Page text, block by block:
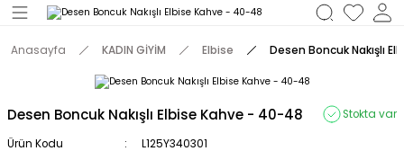
Geri Dön
Anasayfa KADIN GİYİM Elbise Desen Boncuk Nakışlı
Desen Boncuk Nakışlı Elbise Kahve - 40-48 Stokta var
Ürün Kodu L125Y340301